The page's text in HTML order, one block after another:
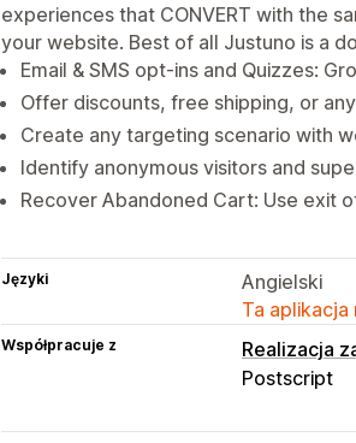
experiences that CONVERT with the
your website. Best of all Justuno is a
Email & SMS opt-ins and Quizzes:
Offer discounts, free shipping, or
Create any targeting scenario with
Identify anonymous visitors and
Recover Abandoned Cart: Use exit
Języki
Angielski
Ta aplikacja
Współpracuje z Realizacja
Postscript